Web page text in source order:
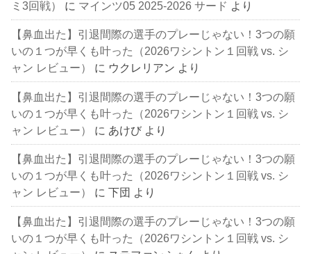
ミ3回戦）
に マインツ05 2025-2026 サード より
【鼻血出た】引退間際の選手のプレーじゃない！3つの願
いの１つが早くも叶った（2026ワシントン１回戦 vs. シ
ャン レビュー）
に ウクレリアン より
【鼻血出た】引退間際の選手のプレーじゃない！3つの願
いの１つが早くも叶った（2026ワシントン１回戦 vs. シ
ャン レビュー）
に あけび より
【鼻血出た】引退間際の選手のプレーじゃない！3つの願
いの１つが早くも叶った（2026ワシントン１回戦 vs. シ
ャン レビュー）
に下団 より
【鼻血出た】引退間際の選手のプレーじゃない！3つの願
いの１つが早くも叶った（2026ワシントン１回戦 vs. シ